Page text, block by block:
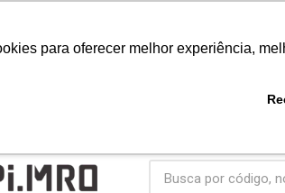
para oferecer melhor experiência,